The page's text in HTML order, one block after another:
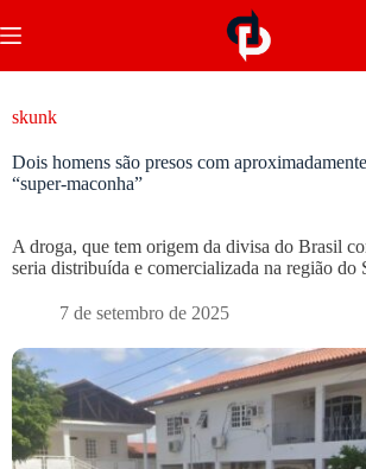
skunk
Dois homens são presos com
“super-maconha”
A droga, que tem origem da divisa do Brasil
seria distribuída e comercializada na região do
7 de setembro de 2025